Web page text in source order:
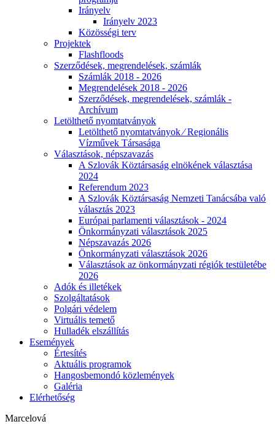
Irányelv
Irányelv 2023
Közösségi terv
Projektek
Flashfloods
Szerződések, megrendelések, számlák
Számlák 2018 - 2026
Megrendelések 2018 - 2026
Szerződések, megrendelések, számlák -
Archívum
Letölthető nyomtatványok
Letölthető nyomtatványok ⁄ Regionális
Vízművek Társasága
Választások, népszavazás
A Szlovák Köztársaság elnökének választása
2024
Referendum 2023
A Szlovák Köztársaság Nemzeti Tanácsába való
választás 2023
Európai parlamenti választások - 2024
Önkormányzati választások 2025
Népszavazás 2026
Önkormányzati választások 2026
Választások az önkormányzati régiók testületébe
2026
Adók és illetékek
Szolgáltatások
Polgári védelem
Virtuális temető
Hulladék elszállítás
Események
Értesítés
Aktuális programok
Hangosbemondó közlemények
Galéria
Elérhetőség
Marcelová